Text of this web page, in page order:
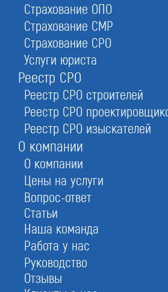
Страхование ОПО
Страхование СМР
Страхование СРО
Услуги юриста
Реестр СРО
Реестр СРО строителей
Реестр СРО
Реестр СРО изыскателей
О компании
О компании
Цены на услуги
Вопрос-ответ
Статьи
Наша команда
Работа у нас
Руководство
Отзывы
Если вы планируете
объектов культурного
получить лицензию
не собираетесь заниматься
ремонт включает
восстановление покрытий,
установление современного
не сможете делать ремонт
дом признан памятником